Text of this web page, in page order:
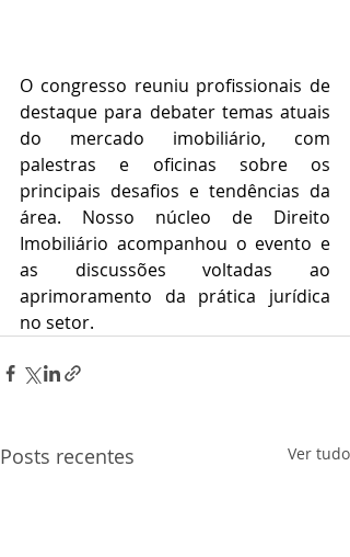
O congresso reuniu profissionais de
destaque para debater temas atuais
do mercado imobiliário, com
palestras e oficinas sobre os
principais desafios e tendências da
área. Nosso núcleo de Direito
Imobiliário acompanhou o evento e
as discussões voltadas ao
aprimoramento da prática jurídica
no setor.
Posts recentes Ver tudo